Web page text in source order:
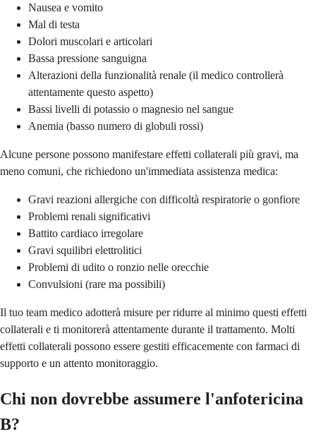
Nausea e vomito
Mal di testa
Dolori muscolari e articolari
Bassa pressione sanguigna
Alterazioni della funzionalità renale (il medico controllerà
attentamente questo aspetto)
Bassi livelli di potassio o magnesio nel sangue
Anemia (basso numero di globuli rossi)
Alcune persone possono manifestare effetti collaterali più gravi, ma
meno comuni, che richiedono un'immediata assistenza medica:
Gravi reazioni allergiche con difficoltà respiratorie o gonfiore
Problemi renali significativi
Battito cardiaco irregolare
Gravi squilibri elettrolitici
Problemi di udito o ronzio nelle orecchie
Convulsioni (rare ma possibili)
Il tuo team medico adotterà misure per ridurre al minimo questi effetti
collaterali e ti monitorerà attentamente durante il trattamento. Molti
effetti collaterali possono essere gestiti efficacemente con farmaci di
supporto e un attento monitoraggio.
Chi non dovrebbe assumere l'anfotericina
B?